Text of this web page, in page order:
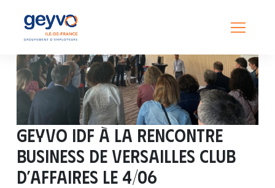
GEYVO IDF à la RENCONTRE
BUSINESS de Versailles Club
d’Affaires le 4/06